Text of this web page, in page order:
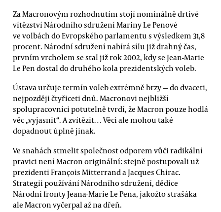
Za Macronovým rozhodnutím stojí nominálně drtivé
vítězství Národního sdružení Mariny Le Penové
ve volbách do Evropského parlamentu s výsledkem 31,8
procent. Národní sdružení nabírá sílu již drahný čas,
prvním vrcholem se stal již rok 2002, kdy se Jean-Marie
Le Pen dostal do druhého kola prezidentských voleb.
Ústava určuje termín voleb extrémně brzy — do dvaceti,
nejpozději čtyřiceti dnů. Macronovi nejbližší
spolupracovníci potutelně tvrdí, že Macron pouze hodlá
věc „vyjasnit“. A zvítězit… Věci ale mohou také
dopadnout úplně jinak.
Ve snahách stmelit společnost odporem vůči radikální
pravici není Macron originální: stejně postupovali už
prezidenti François Mitterrand a Jacques Chirac.
Strategii používání Národního sdružení, dědice
Národní fronty Jeana-Marie Le Pena, jakožto strašáka
ale Macron vyčerpal až na dřeň.